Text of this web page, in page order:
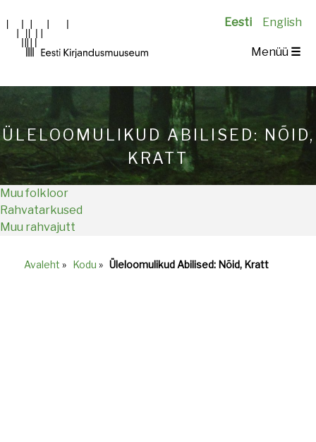
Eesti English
Main
Menüü ☰
ÜLELOOMULIKUD ABILISED: NÕID,
KRATT
Muu folkloor
Rahvatarkused
Muu rahvajutt
Avaleht » Kodu » Üleloomulikud Abilised: Nõid, Kratt